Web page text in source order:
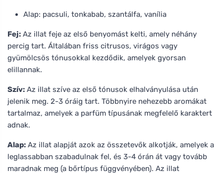
Alap: pacsuli, tonkabab, szantálfa, vanília
Fej: Az illat feje az első benyomást kelti, amely néhány
percig tart. Általában friss citrusos, virágos vagy
gyümölcsös tónusokkal kezdődik, amelyek gyorsan
elillannak.
Szív: Az illat szíve az első tónusok elhalványulása után
jelenik meg. 2-3 óráig tart. Többnyire nehezebb aromákat
tartalmaz, amelyek a parfüm típusának megfelelő karaktert
adnak.
Alap: Az illat alapját azok az összetevők alkotják, amelyek a
leglassabban szabadulnak fel, és 3-4 órán át vagy tovább
maradnak meg (a bőrtípus függvényében). Az illat